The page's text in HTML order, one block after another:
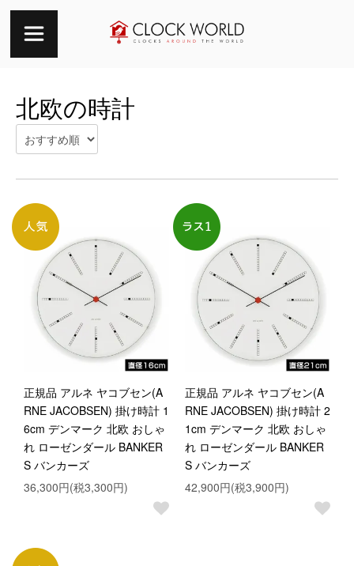
北欧の時計
正規品 アルネ ヤコブセン(A
RNE JACOBSEN) 掛け時計 1
6cm デンマーク 北欧 おしゃ
れ ローゼンダール BANKER
S バンカーズ
36,300円(税3,300円)
正規品 アルネ ヤコブセン(A
RNE JACOBSEN) 掛け時計 2
1cm デンマーク 北欧 おしゃ
れ ローゼンダール BANKER
S バンカーズ
42,900円(税3,900円)